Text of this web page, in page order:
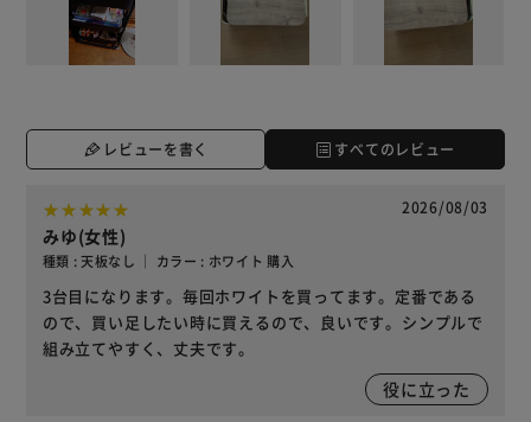
レビューを書く すべてのレビュー
2026/08/03
みゆ(女性)
種類 : 天板なし ｜ カラー : ホワイト 購入
3台目になります。毎回ホワイトを買ってます。定番である
ので、買い足したい時に買えるので、良いです。シンプルで
組み立てやすく、丈夫です。
役に立った